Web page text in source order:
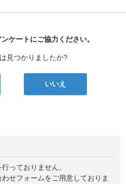
ケートにご協力ください。
見つかりましたか?
いいえ
っておりません。
せフォームをご用意しておりま